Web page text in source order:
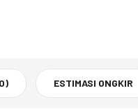
ESTIMASI ONGKIR